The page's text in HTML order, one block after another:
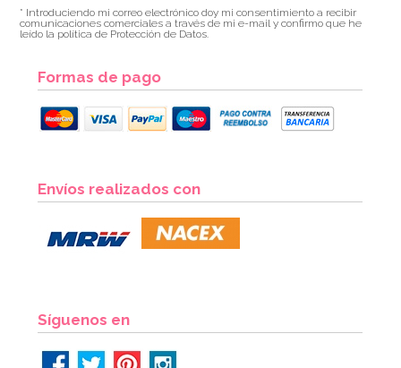
* Introduciendo mi correo electrónico doy mi consentimiento a recibir
comunicaciones comerciales a través de mi e-mail y confirmo que he
leído la política de Protección de Datos.
Formas de pago
Envíos realizados con
Síguenos en